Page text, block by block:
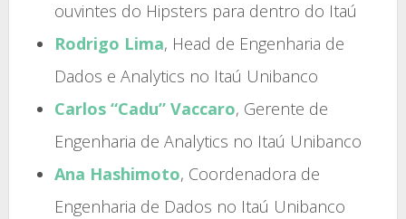
ouvintes do Hipsters para dentro do Itaú
Rodrigo Lima, Head de Engenharia de
Dados e Analytics no Itaú Unibanco
Carlos “Cadu” Vaccaro, Gerente de
Engenharia de Analytics no Itaú Unibanco
Ana Hashimoto, Coordenadora de
Engenharia de Dados no Itaú Unibanco